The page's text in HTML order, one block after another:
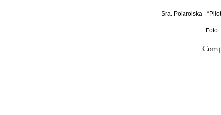
Sra. Polaroiska -